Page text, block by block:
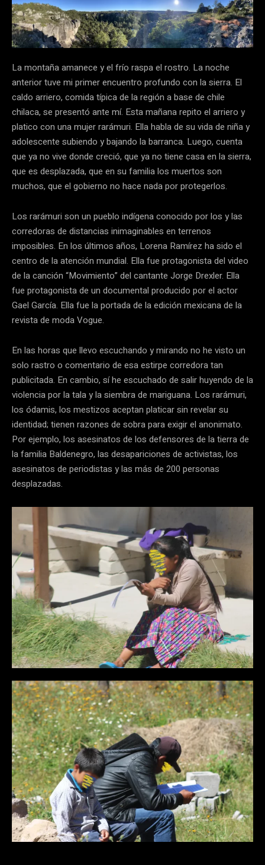
La montaña amanece y el frío raspa el rostro. La noche
anterior tuve mi primer encuentro profundo con la sierra. El
caldo arriero, comida típica de la región a base de chile
chilaca, se presentó ante mí. Esta mañana repito el arriero y
platico con una mujer rarámuri. Ella habla de su vida de niña y
adolescente subiendo y bajando la barranca. Luego, cuenta
que ya no vive donde creció, que ya no tiene casa en la sierra,
que es desplazada, que en su familia los muertos son
muchos, que el gobierno no hace nada por protegerlos.
Los rarámuri son un pueblo indígena conocido por los y las
corredoras de distancias inimaginables en terrenos
imposibles. En los últimos años, Lorena Ramírez ha sido el
centro de la atención mundial. Ella fue protagonista del video
de la canción “Movimiento” del cantante Jorge Drexler. Ella
fue protagonista de un documental producido por el actor
Gael García. Ella fue la portada de la edición mexicana de la
revista de moda Vogue.
En las horas que llevo escuchando y mirando no he visto un
solo rastro o comentario de esa estirpe corredora tan
publicitada. En cambio, sí he escuchado de salir huyendo de la
violencia por la tala y la siembra de mariguana. Los rarámuri,
los ódamis, los mestizos aceptan platicar sin revelar su
identidad; tienen razones de sobra para exigir el anonimato.
Por ejemplo, los asesinatos de los defensores de la tierra de
la familia Baldenegro, las desapariciones de activistas, los
asesinatos de periodistas y las más de 200 personas
desplazadas.